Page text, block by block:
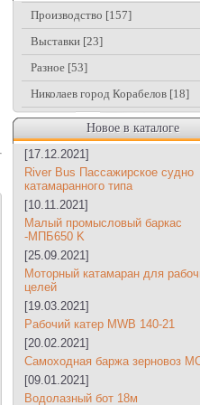
Производство [157]
Выставки [23]
Разное [53]
Николаев город Корабелов [18]
Новое в каталоге
[17.12.2021]
River Bus Пассажирское судно
катамаранного типа
[10.11.2021]
Малый промысловый баркас
-МПБ650 K
[25.09.2021]
Моторный катамаран для
целей
[19.03.2021]
Рабочий катер MWB 140-21
[20.02.2021]
Самоходная баржа зерновоз
[09.01.2021]
Водолазный бот 18м